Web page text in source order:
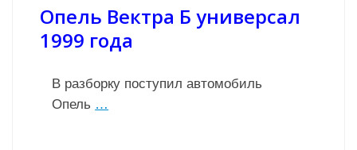
Опель Вектра Б универсал
1999 года
В разборку поступил автомобиль
Опель …